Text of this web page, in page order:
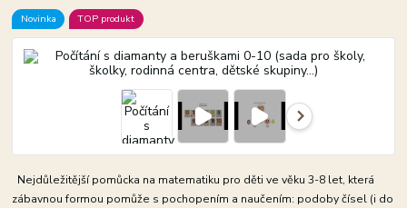
Novinka TOP produkt
Nejdůležitější pomůcka na matematiku pro děti ve věku 3-8 let, která
zábavnou formou pomůže s pochopením a naučením: podoby čísel (i do